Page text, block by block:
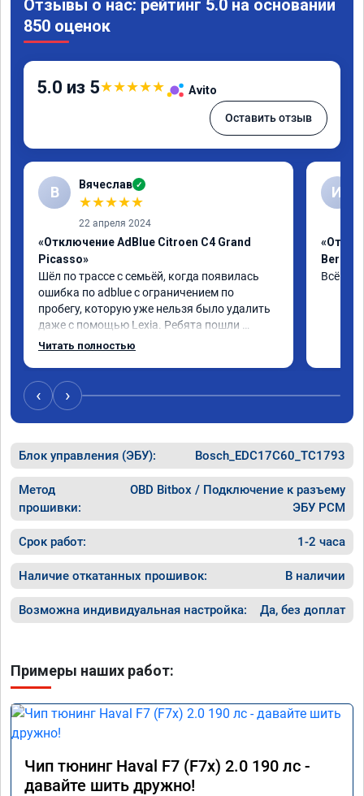
Отзывы о нас: рейтинг 5.0 на основании
850 оценок
5.0 из 5★★★★★ Avito
Оставить отзыв
В Вячеслав ✓
★★★★★
22 апреля 2024
«Отключение AdBlue Citroen C4 Grand
Picasso»
Шёл по трассе с семьёй, когда появилась
ошибка по adblue с ограничением по
пробегу, которую уже нельзя было удалить
даже с помощью Lexia. Ребята пошли
навстречу, оперативно приняли и за час
Читать полностью
И
Всё
‹ ›
Блок управления (ЭБУ): Bosch_EDC17C60_TC1793
Метод
прошивки:
OBD Bitbox / Подключение к разъему
ЭБУ PCM
Срок работ: 1-2 часа
Наличие откатанных прошивок: В наличии
Возможна индивидуальная настройка: Да, без доплат
Примеры наших работ:
Чип тюнинг Haval F7 (F7x) 2.0 190 лс -
давайте шить дружно!